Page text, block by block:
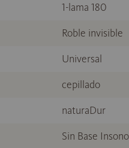
1-lama 180
Roble invisible
Universal
cepillado
naturaDur
Sin Base